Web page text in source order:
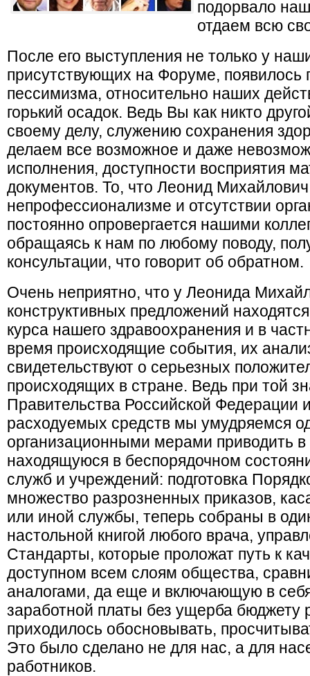
подорвало
отдаем всю
После его выступления не только у
присутствующих на Форуме, появилось
пессимизма, относительно наших
горький осадок. Ведь Вы как никто
своему делу, служению сохранения
делаем все возможное и даже
исполнения, доступности восприятия
документов. То, что Леонид
непрофессионализме и отсутствии
постоянно опровергается нашими
обращаясь к нам по любому поводу,
консультации, что говорит об обратном.
Очень неприятно, что у Леонида
конструктивных предложений
курса нашего здравоохранения и в
время происходящие события, их
свидетельствуют о серьезных
происходящих в стране. Ведь при той
Правительства Российской Федерации
расходуемых средств мы умудряемся
организационными мерами приводить в
находящуюся в беспорядочном
служб и учреждений: подготовка
множество разрозненных приказов,
или иной службы, теперь собраны в
настольной книгой любого врача,
Стандарты, которые проложат путь к
доступном всем слоям общества,
аналогами, да еще и включающую в
заработной платы без ущерба бюджету
приходилось обосновывать,
Это было сделано не для нас, а для
работников.